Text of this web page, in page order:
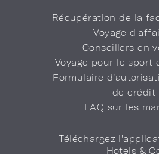
Récupération de la
Voyage
Conseillers en
Voyage pour le sport
Formulaire
de crédit
FAQ sur les
Téléchargez
Hotels &